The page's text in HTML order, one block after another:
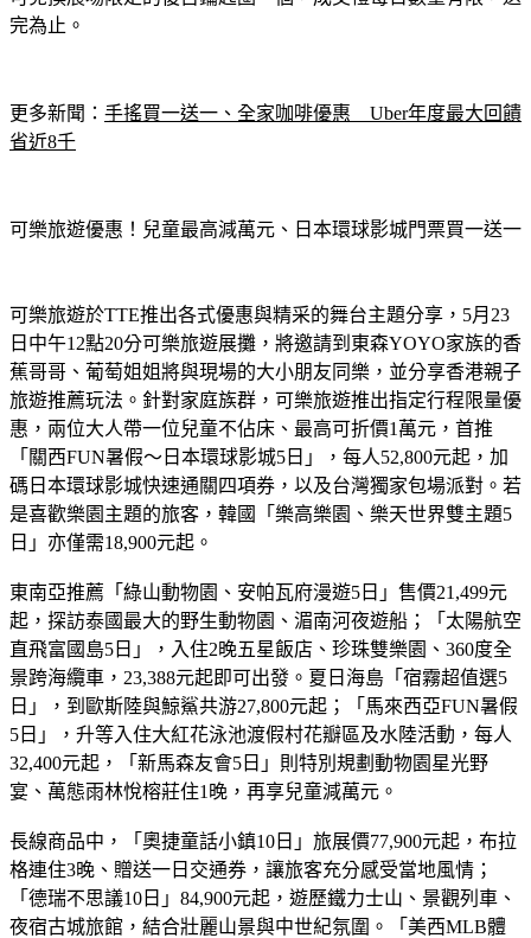
完為止。
更多新聞： 手搖買一送一、全家咖啡優惠　Uber年度最大回饋
省近8千
可樂旅遊優惠！兒童最高減萬元、日本環球影城門票買一送一
可樂旅遊於TTE推出各式優惠與精采的舞台主題分享，5月23
日中午12點20分可樂旅遊展攤，將邀請到東森YOYO家族的香
蕉哥哥、葡萄姐姐將與現場的大小朋友同樂，並分享香港親子
旅遊推薦玩法。針對家庭族群，可樂旅遊推出指定行程限量優
惠，兩位大人帶一位兒童不佔床、最高可折價1萬元，首推
「關西FUN暑假～日本環球影城5日」，每人52,800元起，加
碼日本環球影城快速通關四項券，以及台灣獨家包場派對。若
是喜歡樂園主題的旅客，韓國「樂高樂園、樂天世界雙主題5
日」亦僅需18,900元起。
東南亞推薦「綠山動物園、安帕瓦府漫遊5日」售價21,499元
起，探訪泰國最大的野生動物園、湄南河夜遊船；「太陽航空
直飛富國島5日」，入住2晚五星飯店、珍珠雙樂園、360度全
景跨海纜車，23,388元起即可出發。夏日海島「宿霧超值選5
日」，到歐斯陸與鯨鯊共游27,800元起；「馬來西亞FUN暑假
5日」，升等入住大紅花泳池渡假村花瓣區及水陸活動，每人
32,400元起，「新馬森友會5日」則特別規劃動物園星光野
宴、萬態雨林悅榕莊住1晚，再享兒童減萬元。
長線商品中，「奧捷童話小鎮10日」旅展價77,900元起，布拉
格連住3晚、贈送一日交通券，讓旅客充分感受當地風情；
「德瑞不思議10日」84,900元起，遊歷鐵力士山、景觀列車、
夜宿古城旅館，結合壯麗山景與中世紀氛圍。「美西MLB體